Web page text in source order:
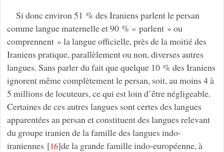
Si donc environ 51 % des Iraniens parlent le persan
comme langue maternelle et 90 % « parlent » ou
comprennent » la langue officielle, près de la moitié des
Iraniens pratique, parallèlement ou non, diverses autres
langues. Sans parler du fait que quelque 10 % des Iraniens
ignorent même complètement le persan, soit, au moins 4 à
5 millions de locuteurs, ce qui est loin d’être négligeable.
Certaines de ces autres langues sont certes des langues
apparentées au persan et constituent des langues relevant
du groupe iranien de la famille des langues indo-
iraniennes [16]de la grande famille indo-européenne, à